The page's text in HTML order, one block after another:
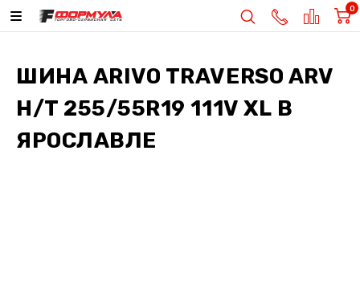
0
ШИНА ARIVO TRAVERSO ARV
H/T 255/55R19 111V XL В
ЯРОСЛАВЛЕ